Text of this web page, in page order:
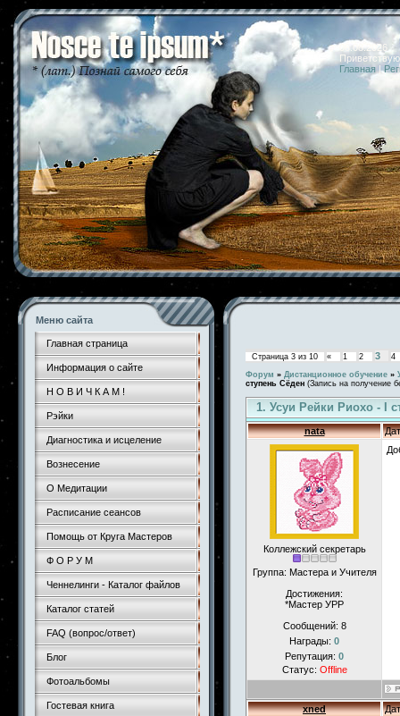
06.08.2026
Главная |
Меню сайта
Главная страница
Информация о сайте
Н О В И Ч К А М !
Рэйки
Диагностика и исцеление
Вознесение
О Медитации
Расписание сеансов
Помощь от Круга Мастеров
Ф О Р У М
Ченнелинги - Каталог файлов
Каталог статей
FAQ (вопрос/ответ)
Блог
Фотоальбомы
Гостевая книга
Страница 3 из 10 « 1 2 3
4
Форум » Дистанционное обучение »
ступень Сёден (Запись на получение
1. Усуи Рейки Риохо - I
nata
Коллежский секретарь
Группа: Мастера и Учителя
Достижения:
*Мастер УРР
Сообщений: 8
Награды: 0
Репутация: 0
Статус: Offline
xned